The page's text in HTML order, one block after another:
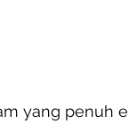
yang penuh